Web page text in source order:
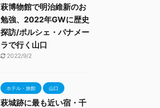
萩博物館で明治維新のお
勉強、2022年GWに歴史
探訪/ポルシェ・パナメー
ラで行く山口
2022/9/2
ホテル・旅館 山口
萩城跡に最も近い宿・千